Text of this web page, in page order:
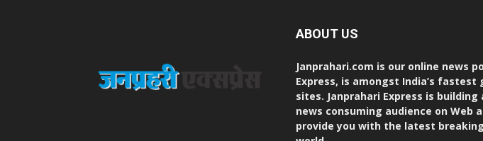
ABOUT US
Janprahari.com is our online news
Express, is amongst India’s fastest
sites. Janprahari Express is
news consuming audience on Web
provide you with the latest